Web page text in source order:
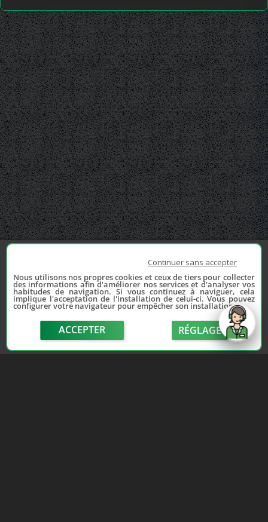
Continuer sans accepter
Nous utilisons nos propres cookies et ceux de tiers pour collecter
des informations afin d'améliorer nos services et d'analyser vos
habitudes de navigation. Si vous continuez à naviguer, cela
implique l'acceptation de l'installation de celui-ci. Vous pouvez
configurer votre navigateur pour empêcher son installation.
ACCEPTER RÉGLAGE